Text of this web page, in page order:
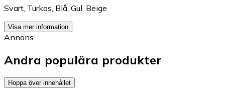
Svart Turkos Blå Gul Beige
Visa mer information
Annons
Andra populära produkter
Hoppa över innehållet